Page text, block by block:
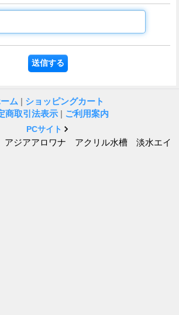
ム | ショッピングカート
商取引法表示 | ご利用案内
PCサイト
アジアアロワナ アクリル水槽 淡水エイ